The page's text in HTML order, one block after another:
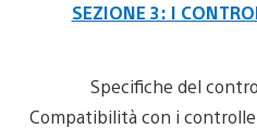
SEZIONE 3: I
Specifiche del
Compatibilità con i